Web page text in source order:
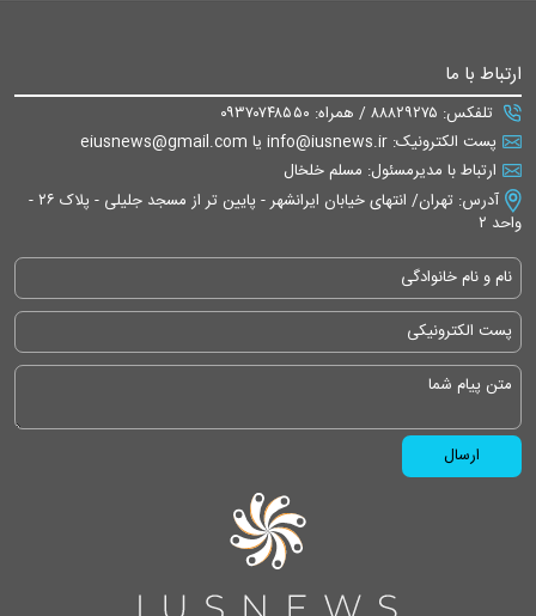
ارتباط با ما
تلفکس: ۸۸۸۲۹۲۷۵ / همراه: ۰۹۳۷۰۷۴۸۵۵۰
پست الکترونیک: info@iusnews.ir یا eiusnews@gmail.com
ارتباط با مدیرمسئول: مسلم خلخال
آدرس: تهران/ انتهای خیابان ایرانشهر - پایین تر از مسجد جلیلی - پلاک ۲۶ -
واحد ۲